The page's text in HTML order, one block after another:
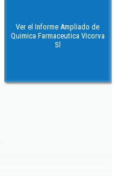
Ver el Informe Ampliado de
Quimica Farmaceutica Vicorva
Sl